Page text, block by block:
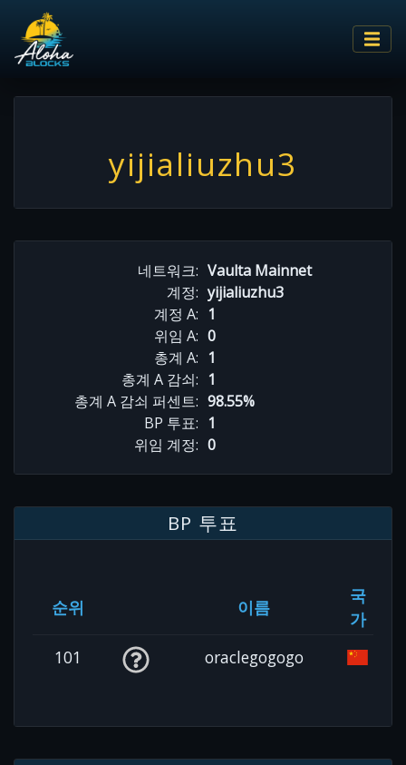
yijialiuzhu3
네트워크: Vaulta Mainnet
계정: yijialiuzhu3
계정 A: 1
위임 A: 0
총계 A: 1
총계 A 감쇠: 1
총계 A 감쇠 퍼센트: 98.55%
BP 투표: 1
위임 계정: 0
BP 투표
순위 이름
국
가
101
oraclegogogo